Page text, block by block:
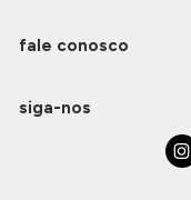
fale conosco
siga-nos